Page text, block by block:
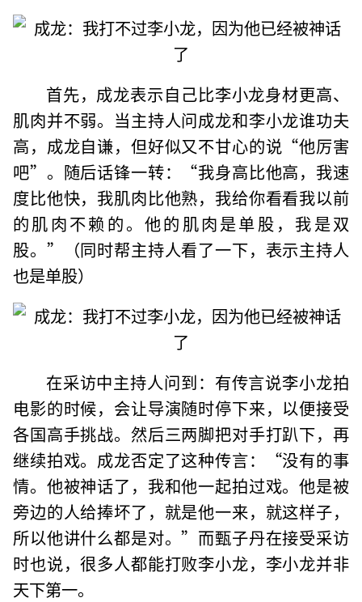
首先，成龙表示自己比李小龙身材更高、
肌肉并不弱。当主持人问成龙和李小龙谁功夫
高，成龙自谦，但好似又不甘心的说“他厉害
吧”。随后话锋一转：“我身高比他高，我速
度比他快，我肌肉比他熟，我给你看看我以前
的肌肉不赖的。他的肌肉是单股，我是双
股。”（同时帮主持人看了一下，表示主持人
也是单股）
在采访中主持人问到：有传言说李小龙拍
电影的时候，会让导演随时停下来，以便接受
各国高手挑战。然后三两脚把对手打趴下，再
继续拍戏。成龙否定了这种传言：“没有的事
情。他被神话了，我和他一起拍过戏。他是被
旁边的人给捧坏了，就是他一来，就这样子，
所以他讲什么都是对。”而甄子丹在接受采访
时也说，很多人都能打败李小龙，李小龙并非
天下第一。